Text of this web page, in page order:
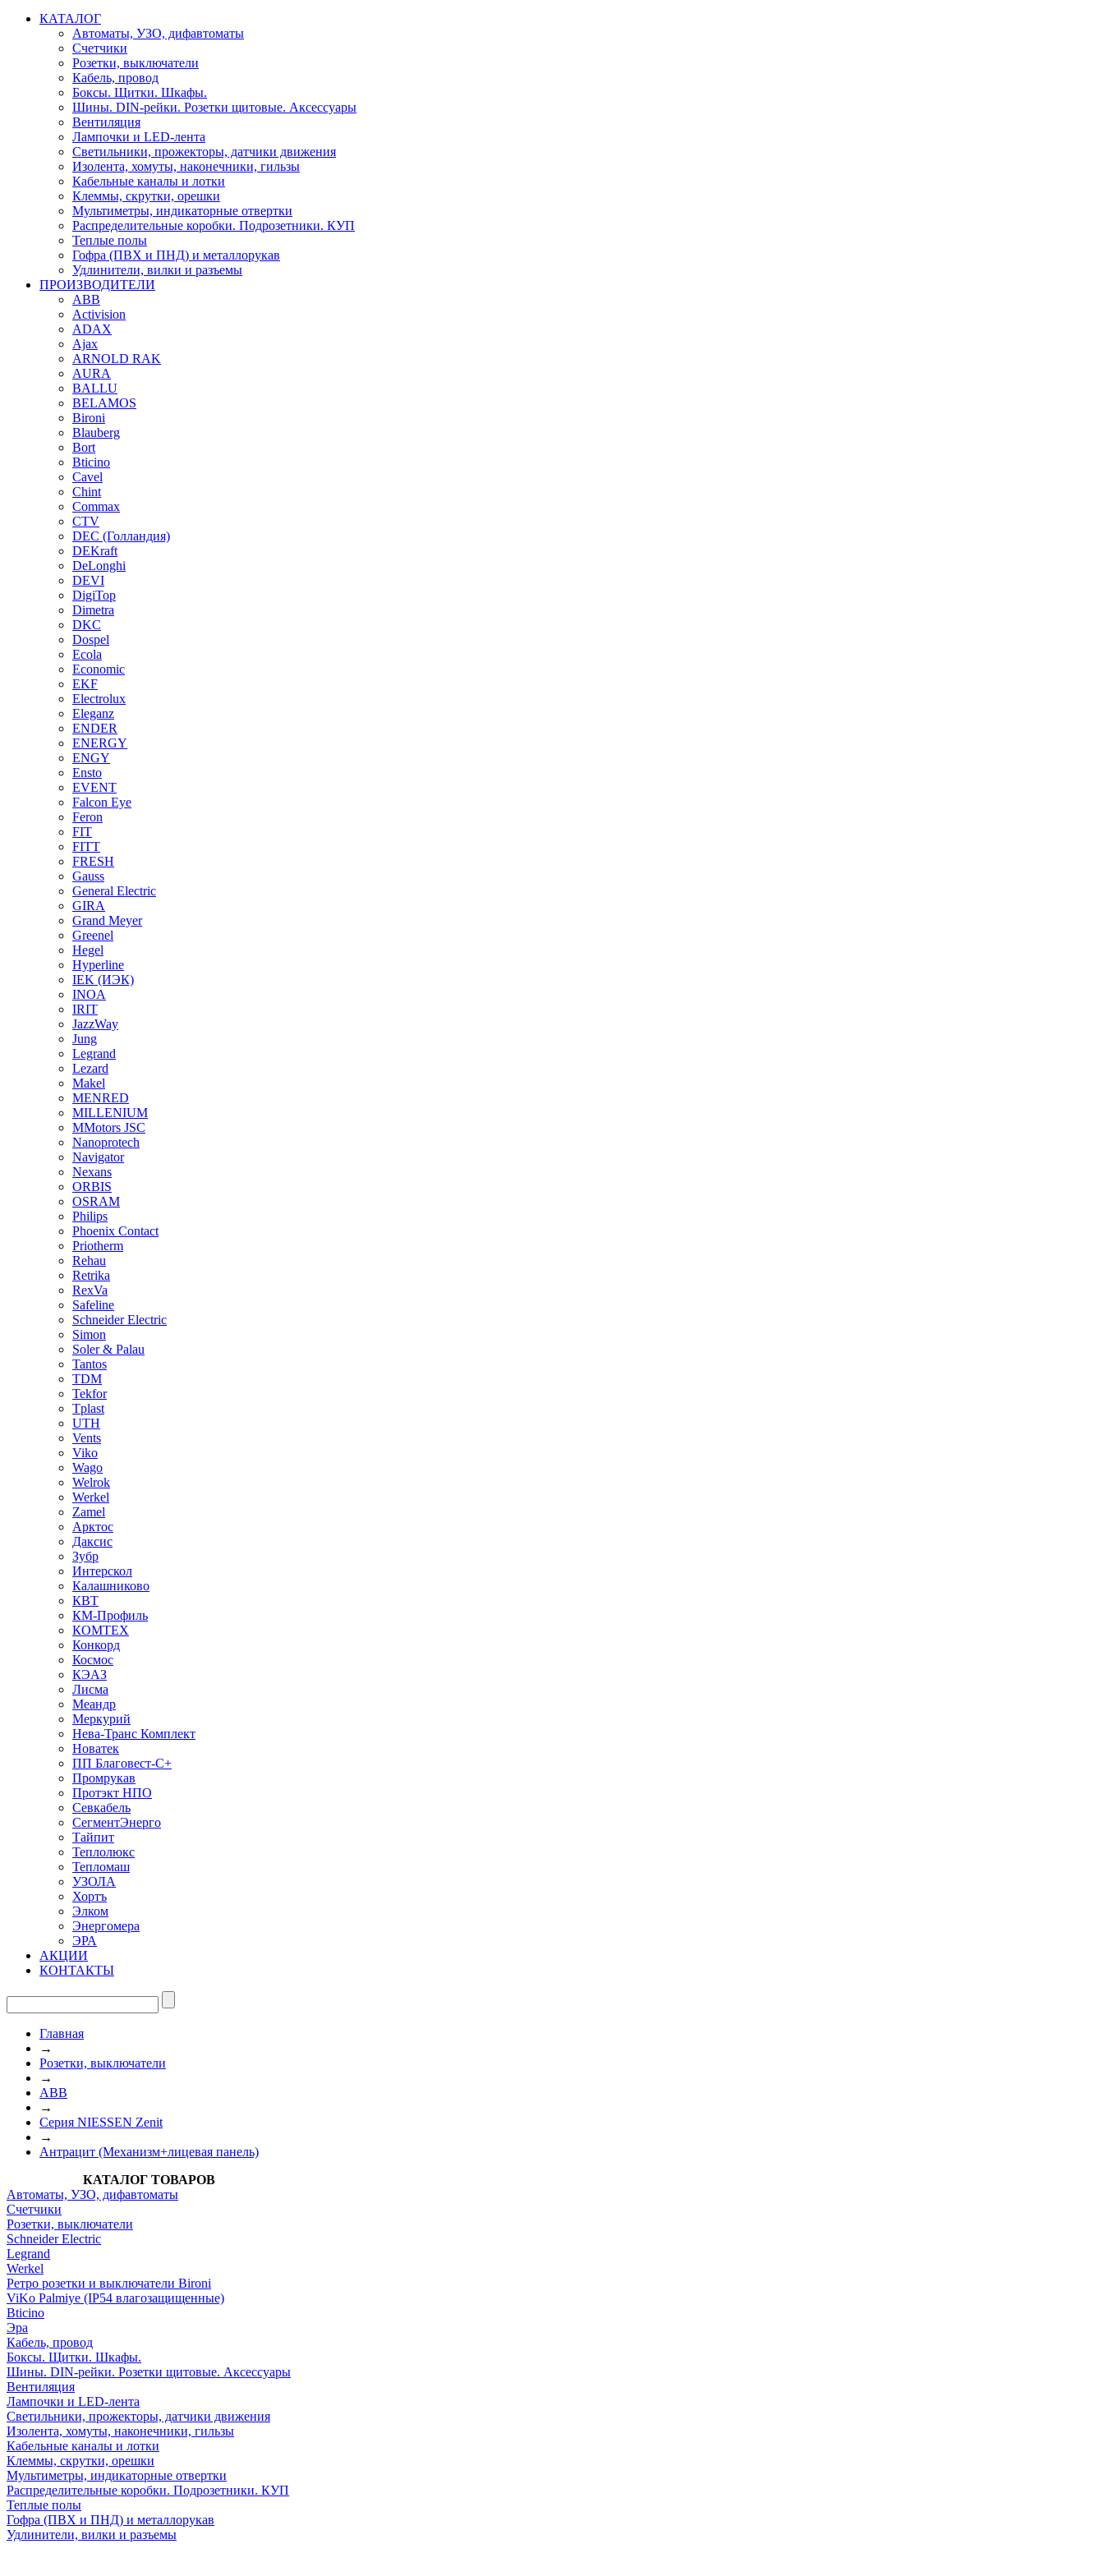
КАТАЛОГ
Автоматы, УЗО, дифавтоматы
Счетчики
Розетки, выключатели
Кабель, провод
Боксы. Щитки. Шкафы.
Шины. DIN-рейки. Розетки щитовые. Аксессуары
Вентиляция
Лампочки и LED-лента
Светильники, прожекторы, датчики движения
Изолента, хомуты, наконечники, гильзы
Кабельные каналы и лотки
Клеммы, скрутки, орешки
Мультиметры, индикаторные отвертки
Распределительные коробки. Подрозетники. КУП
Теплые полы
Гофра (ПВХ и ПНД) и металлорукав
Удлинители, вилки и разъемы
ПРОИЗВОДИТЕЛИ
ABB
Activision
ADAX
Ajax
ARNOLD RAK
AURA
BALLU
BELAMOS
Bironi
Blauberg
Bort
Bticino
Cavel
Chint
Commax
CTV
DEC (Голландия)
DEKraft
DeLonghi
DEVI
DigiTop
Dimetra
DKC
Dospel
Ecola
Economic
EKF
Electrolux
Eleganz
ENDER
ENERGY
ENGY
Ensto
EVENT
Falcon Eye
Feron
FIT
FITT
FRESH
Gauss
General Electric
GIRA
Grand Meyer
Greenel
Hegel
Hyperline
IEK (ИЭК)
INOA
IRIT
JazzWay
Jung
Legrand
Lezard
Makel
MENRED
MILLENIUM
MMotors JSC
Nanoprotech
Navigator
Nexans
ORBIS
OSRAM
Philips
Phoenix Contact
Priotherm
Rehau
Retrika
RexVa
Safeline
Schneider Electric
Simon
Soler & Palau
Tantos
TDM
Tekfor
Tplast
UTH
Vents
Viko
Wago
Welrok
Werkel
Zamel
Арктос
Даксис
Зубр
Интерскол
Калашниково
КВТ
КМ-Профиль
КОМТЕХ
Конкорд
Космос
КЭАЗ
Лисма
Меандр
Меркурий
Нева-Транс Комплект
Новатек
ПП Благовест-С+
Промрукав
Протэкт НПО
Севкабель
СегментЭнерго
Тайпит
Теплолюкс
Тепломаш
УЗОЛА
Хортъ
Элком
Энергомера
ЭРА
АКЦИИ
КОНТАКТЫ
Главная
→
Розетки, выключатели
→
ABB
→
Серия NIESSEN Zenit
→
Антрацит (Механизм+лицевая панель)
КАТАЛОГ ТОВАРОВ
Автоматы, УЗО, дифавтоматы
Счетчики
Розетки, выключатели
Schneider Electric
Legrand
Werkel
Ретро розетки и выключатели Bironi
ViKo Palmiye (IP54 влагозащищенные)
Bticino
Эра
Кабель, провод
Боксы. Щитки. Шкафы.
Шины. DIN-рейки. Розетки щитовые. Аксессуары
Вентиляция
Лампочки и LED-лента
Светильники, прожекторы, датчики движения
Изолента, хомуты, наконечники, гильзы
Кабельные каналы и лотки
Клеммы, скрутки, орешки
Мультиметры, индикаторные отвертки
Распределительные коробки. Подрозетники. КУП
Теплые полы
Гофра (ПВХ и ПНД) и металлорукав
Удлинители, вилки и разъемы